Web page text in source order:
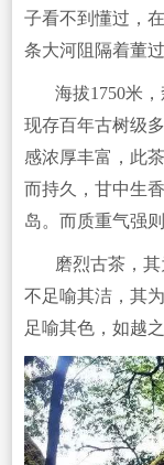
子看不到懂过，
条大河阻隔着董
海拔1750米
现存百年古树级
感浓厚丰富，此
而持久，甘中生
岛。而质重气强则
磨烈古茶，
不足喻其洁，其
足喻其色，如越